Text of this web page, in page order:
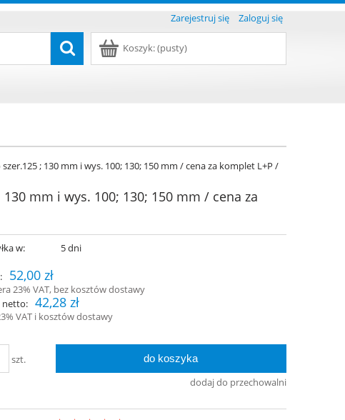
Zarejestruj się Zaloguj się
Koszyk:(pusty)
; 130 mm i wys. 100; 130; 150 mm / cena za komplet L+P /
mm i wys. 100; 130; 150 mm / cena za
w: 5 dni
52,00 zł
23% VAT, bez kosztów dostawy
netto: 42,28 zł
VAT i kosztów dostawy
szt. do koszyka
dodaj do przechowalni